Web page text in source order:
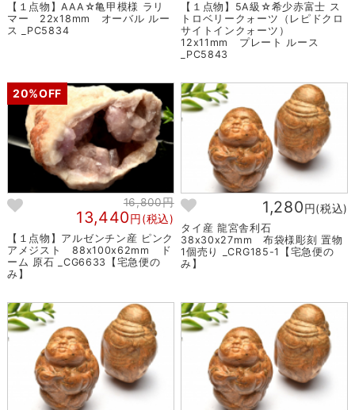
【１点物】AAA☆亀甲模様 ラリ
マー 22x18mm オーバル ルー
ス _PC5834
【１点物】5A級☆希少赤富士 ス
トロベリークォーツ（レピドクロ
サイトインクォーツ）
12x11mm プレート ルース
_PC5843
20%OFF
16,800円
13,440円(税込)
【１点物】アルゼンチン産 ピンク
アメジスト 88x100x62mm ド
ーム 原石 _CG6633【宅急便の
み】
1,280円(税込)
タイ産 龍宮舎利石
38x30x27mm 布袋様彫刻 置物
1個売り _CRG185-1【宅急便の
み】